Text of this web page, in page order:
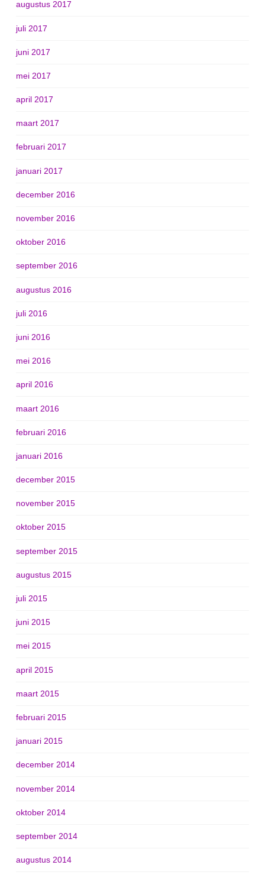
augustus 2017
juli 2017
juni 2017
mei 2017
april 2017
maart 2017
februari 2017
januari 2017
december 2016
november 2016
oktober 2016
september 2016
augustus 2016
juli 2016
juni 2016
mei 2016
april 2016
maart 2016
februari 2016
januari 2016
december 2015
november 2015
oktober 2015
september 2015
augustus 2015
juli 2015
juni 2015
mei 2015
april 2015
maart 2015
februari 2015
januari 2015
december 2014
november 2014
oktober 2014
september 2014
augustus 2014